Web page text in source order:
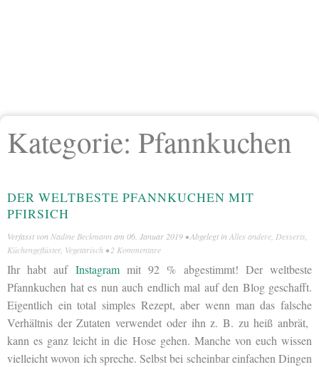
Kategorie: Pfannkuchen
DER WELTBESTE PFANNKUCHEN MIT
PFIRSICH
Verfasst von Nadine Beckmann am 06. Januar 2019 • Abgelegt in Alles andere Desserts
Küchengeflüster, Vegetarisch •2 Kommentare
Ihr habt auf Instagrammit 92 % abgestimmt! Der weltbeste
Pfannkuchen hat es nun auch endlich mal auf den Blog geschafft.
Eigentlich ein total simples Rezept, aber wenn man das falsche
Verhältnis der Zutaten verwendet oder ihn z. B. zu heiß anbrät,
kann es ganz leicht in die Hose gehen. Manche von euch wissen
vielleicht wovon ich spreche. Selbst bei scheinbar einfachen Dingen